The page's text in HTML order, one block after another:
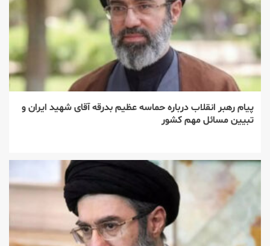
پیام رهبر انقلاب درباره حماسه عظیم بدرقه آقای شهید ایران و
تبیین مسائل مهم کشور